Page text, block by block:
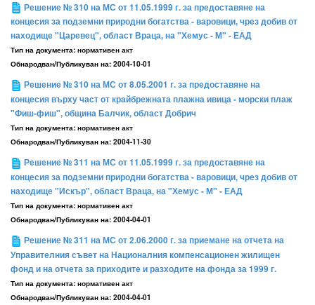
Решение № 310 на МС от 11.05.1999 г. за предоставяне на
концесия за подземни природни богатства - варовици, чрез добив от
находище "Царевец", област Враца, на "Хемус - М" - ЕАД
Тип на документа: нормативен акт
Обнародван/Публикуван на: 2004-10-01
Решение № 310 на МС от 8.05.2001 г. за предоставяне на
концесия върху част от крайбрежната плажна ивица - морски плаж
"Фиш-фиш", община Балчик, област Добрич
Тип на документа: нормативен акт
Обнародван/Публикуван на: 2004-11-30
Решение № 311 на МС от 11.05.1999 г. за предоставяне на
концесия за подземни природни богатства - варовици, чрез добив от
находище "Искър", област Враца, на "Хемус - М" - ЕАД
Тип на документа: нормативен акт
Обнародван/Публикуван на: 2004-04-01
Решение № 311 на МС от 2.06.2000 г. за приемане на отчета на
Управителния съвет на Националния компенсационен жилищен
фонд и на отчета за приходите и разходите на фонда за 1999 г.
Тип на документа: нормативен акт
Обнародван/Публикуван на: 2004-04-01